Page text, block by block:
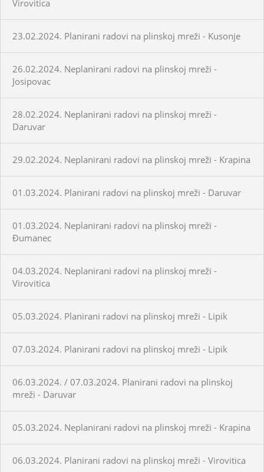
Virovitica
23.02.2024. Planirani radovi na plinskoj mreži - Kusonje
26.02.2024. Neplanirani radovi na plinskoj mreži -
Josipovac
28.02.2024. Neplanirani radovi na plinskoj mreži -
Daruvar
29.02.2024. Neplanirani radovi na plinskoj mreži - Krapina
01.03.2024. Planirani radovi na plinskoj mreži - Daruvar
01.03.2024. Neplanirani radovi na plinskoj mreži -
Đumanec
04.03.2024. Neplanirani radovi na plinskoj mreži -
Virovitica
05.03.2024. Planirani radovi na plinskoj mreži - Lipik
07.03.2024. Planirani radovi na plinskoj mreži - Lipik
06.03.2024. / 07.03.2024. Planirani radovi na plinskoj
mreži - Daruvar
05.03.2024. Neplanirani radovi na plinskoj mreži - Krapina
06.03.2024. Planirani radovi na plinskoj mreži - Virovitica